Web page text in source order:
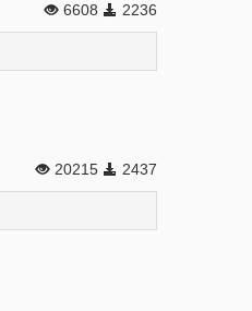
6608 2236
20215 2437